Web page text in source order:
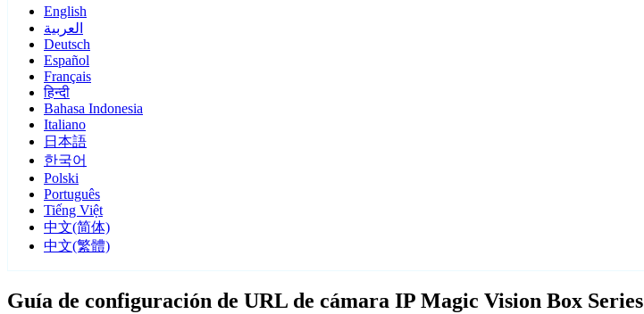
English
العربية
Deutsch
Español
Français
हिन्दी
Bahasa Indonesia
Italiano
日本語
한국어
Polski
Português
Tiếng Việt
中文(简体)
中文(繁體)
Guía de configuración de URL de cámara IP Magic Vision Box Series